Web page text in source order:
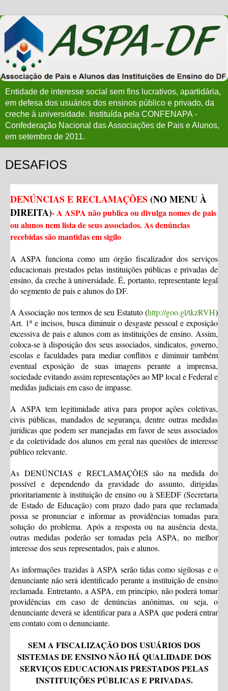
Entidade de interesse social sem fins lucrativos, apartidária,
em defesa dos usuários dos ensinos público e privado, da
creche à universidade. Instituída pela CONFENAPA -
Confederação Nacional das Associações de Pais e Alunos,
em setembro de 2011.
DESAFIOS
DENÚNCIAS E RECLAMAÇÕES(NO MENU À
DIREITA)- A ASPA não publica ou divulga nomes de pais
ou alunos nem lista de seus associados. As denúncias
recebidas são mantidas em sigilo
A ASPA funciona como um órgão fiscalizador dos serviços
educacionais prestados pelas instituições públicas e privadas de
ensino, da creche à universidade. É, portanto, representante legal
do segmento de pais e alunos do DF.
A Associação nos termos de seu Estatuto (http://goo.gl/tkzRVH)
Art. 1º e incisos, busca diminuir o desgaste pessoal e exposição
excessiva de pais e alunos com as instituições de ensino. Assim,
coloca-se à disposição dos seus associados, sindicatos, governo,
escolas e faculdades para mediar conflitos e diminuir também
eventual exposição de suas imagens perante a imprensa,
sociedade evitando assim representações ao MP local e Federal e
medidas judiciais em caso de impasse.
A ASPA tem legitimidade ativa para propor ações coletivas,
civis públicas, mandados de segurança, dentre outras medidas
jurídicas que podem ser manejadas em favor de seus associados
e da coletividade dos alunos em geral nas questões de interesse
público relevante.
As DENÚNCIAS e RECLAMAÇÕES são na medida do
possível e dependendo da gravidade do assunto, dirigidas
prioritariamente à instituição de ensino ou à SEEDF (Secretaria
de Estado de Educação) com prazo dado para que reclamada
possa se pronunciar e informar as providências tomadas para
solução do problema. Após a resposta ou na ausência desta,
outras medidas poderão ser tomadas pela ASPA, no melhor
interesse dos seus representados, pais e alunos.
As informações trazidas à ASPA serão tidas como sigilosas e o
denunciante não será identificado perante a instituição de ensino
reclamada. Entretanto, a ASPA, em princípio, não poderá tomar
providências em caso de denúncias anônimas, ou seja, o
denunciante deverá se identificar para a ASPA que poderá entrar
em contato com o denunciante.
SEM A FISCALIZAÇÃO DOS USUÁRIOS DOS
SISTEMAS DE ENSINO NÃO HÁ QUALIDADE DOS
SERVIÇOS EDUCACIONAIS PRESTADOS PELAS
INSTITUIÇÕES PÚBLICAS E PRIVADAS.